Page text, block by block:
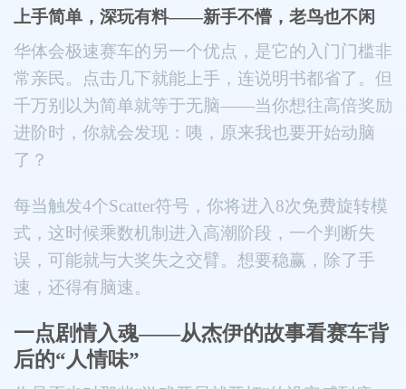
上手简单，深玩有料——新手不懵，老鸟也不闲
华体会极速赛车的另一个优点，是它的入门门槛非
常亲民。点击几下就能上手，连说明书都省了。但
千万别以为简单就等于无脑——当你想往高倍奖励
进阶时，你就会发现：咦，原来我也要开始动脑
了？
每当触发4个Scatter符号，你将进入8次免费旋转模
式，这时候乘数机制进入高潮阶段，一个判断失
误，可能就与大奖失之交臂。想要稳赢，除了手
速，还得有脑速。
一点剧情入魂——从杰伊的故事看赛车背
后的“人情味”